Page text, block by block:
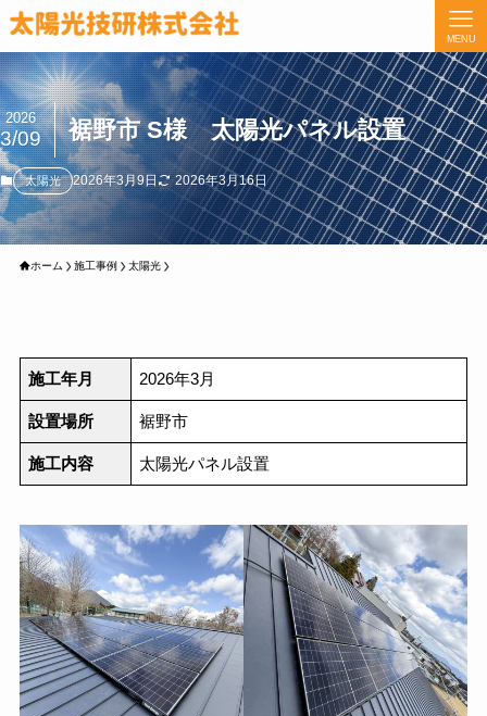
MENU
裾野市 S様 太陽光パネル設置
2026
3/09
太陽光 2026年3月9日 2026年3月16日
ホーム 施工事例 太陽光
施工年月 2026年3月
設置場所 裾野市
施工内容 太陽光パネル設置